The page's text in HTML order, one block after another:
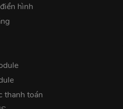
hình
thanh toán